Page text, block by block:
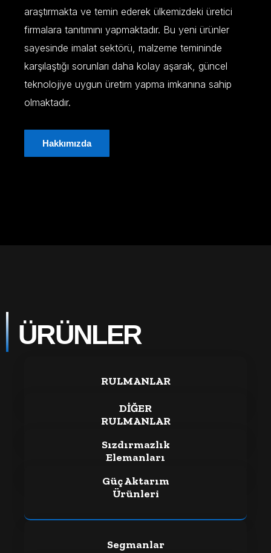
araştırmakta ve temin ederek ülkemizdeki üretici
firmalara tanıtımını yapmaktadır. Bu yeni ürünler
sayesinde imalat sektörü, malzeme temininde
karşılaştığı sorunları daha kolay aşarak, güncel
teknolojiye uygun üretim yapma imkanına sahip
olmaktadır.
Hakkımızda
ÜRÜNLER
RULMANLAR
DİĞER
RULMANLAR
Sızdırmazlık
Elemanları
Güç Aktarım
Ürünleri
Segmanlar